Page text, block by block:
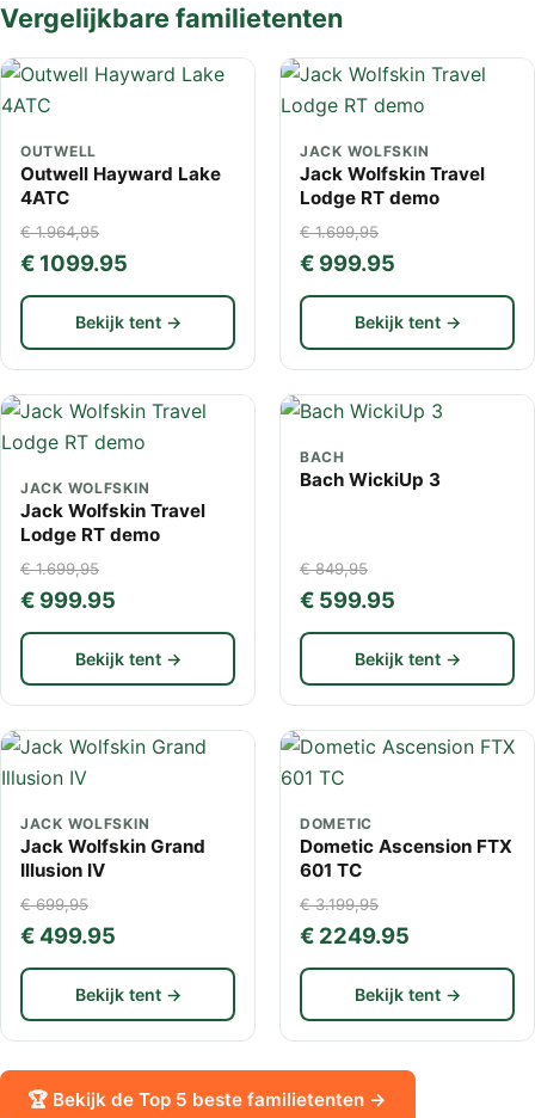
Vergelijkbare familietenten
OUTWELL
Outwell Hayward Lake
4ATC
€ 1.964,95
€ 1099.95
Bekijk tent →
JACK WOLFSKIN
Jack Wolfskin Travel
Lodge RT demo
€ 1.699,95
€ 999.95
Bekijk tent →
JACK WOLFSKIN
Jack Wolfskin Travel
Lodge RT demo
€ 1.699,95
€ 999.95
Bekijk tent →
BACH
Bach WickiUp 3
€ 849,95
€ 599.95
Bekijk tent →
JACK WOLFSKIN
Jack Wolfskin Grand
Illusion IV
€ 699,95
€ 499.95
Bekijk tent →
DOMETIC
Dometic Ascension FTX
601 TC
€ 3.199,95
€ 2249.95
Bekijk tent →
🏆 Bekijk de Top 5 beste familietenten →